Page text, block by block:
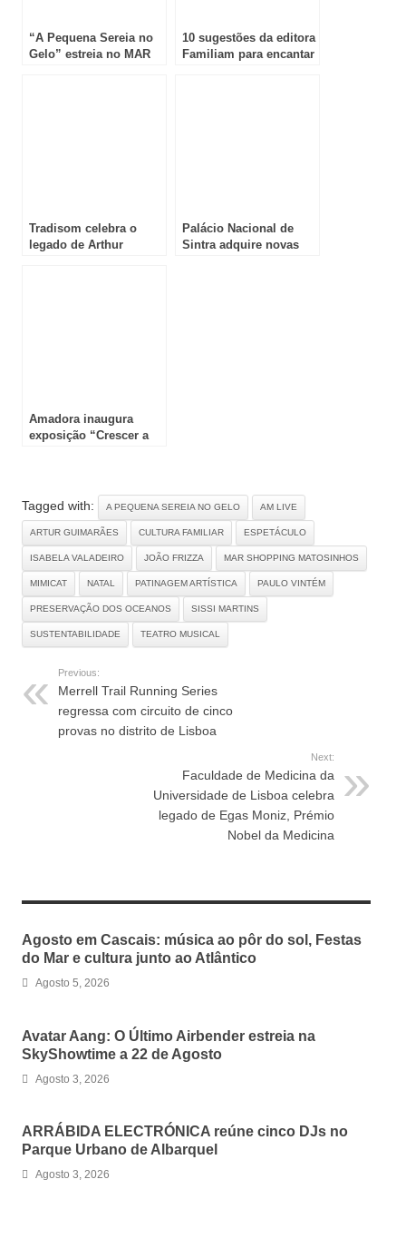
“A Pequena Sereia no
Gelo” estreia no MAR
10 sugestões da editora
Familiam para encantar
Tradisom celebra o
legado de Arthur
Palácio Nacional de
Sintra adquire novas
Amadora inaugura
exposição “Crescer a
Tagged with: A PEQUENA SEREIA NO GELO AM LIVE
ARTUR GUIMARÃES CULTURA FAMILIAR ESPETÁCULO
ISABELA VALADEIRO JOÃO FRIZZA MAR SHOPPING MATOSINHOS
MIMICAT NATAL PATINAGEM ARTÍSTICA PAULO VINTÉM
PRESERVAÇÃO DOS OCEANOS SISSI MARTINS
SUSTENTABILIDADE TEATRO MUSICAL
Previous:
Merrell Trail Running Series
regressa com circuito de cinco
provas no distrito de Lisboa
Next:
Faculdade de Medicina da
Universidade de Lisboa celebra
legado de Egas Moniz, Prémio
Nobel da Medicina
Agosto em Cascais: música ao pôr do sol, Festas
do Mar e cultura junto ao Atlântico
Agosto 5, 2026
Avatar Aang: O Último Airbender estreia na
SkyShowtime a 22 de Agosto
Agosto 3, 2026
ARRÁBIDA ELECTRÓNICA reúne cinco DJs no
Parque Urbano de Albarquel
Agosto 3, 2026